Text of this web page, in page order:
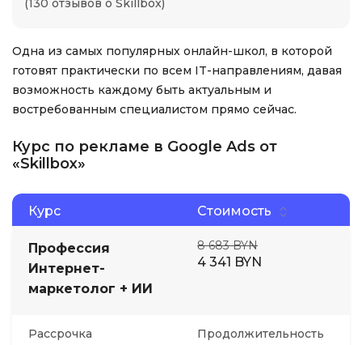
(130 отзывов о Skillbox)
Одна из самых популярных онлайн-школ, в которой
готовят практически по всем IT-направлениям, давая
возможность каждому быть актуальным и
востребованным специалистом прямо сейчас.
Курс по рекламе в Google Ads от
«Skillbox»
Курс Стоимость
Профессия
Интернет-
маркетолог + ИИ
8 683 BYN
4 341 BYN
Рассрочка
Продолжительность